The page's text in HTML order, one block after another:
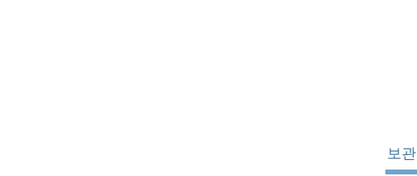
보관